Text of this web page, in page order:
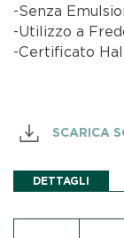
-Senza
-Utilizzo a
-Certificato
SCARICA
DETTAGLI